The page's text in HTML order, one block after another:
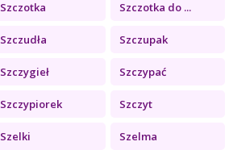
Szczotka Szczotka do ...
Szczudła Szczupak
Szczygieł Szczypać
Szczypiorek Szczyt
Szelki Szelma